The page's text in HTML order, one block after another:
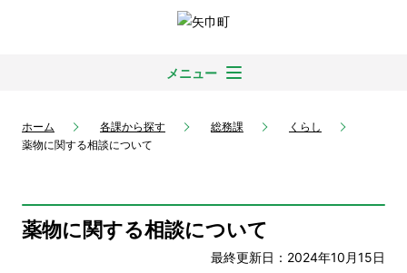
メニュー
ホーム 各課から探す 総務課
くらし
薬物に関する相談について
薬物に関する相談について
最終更新日：2024年10月15日